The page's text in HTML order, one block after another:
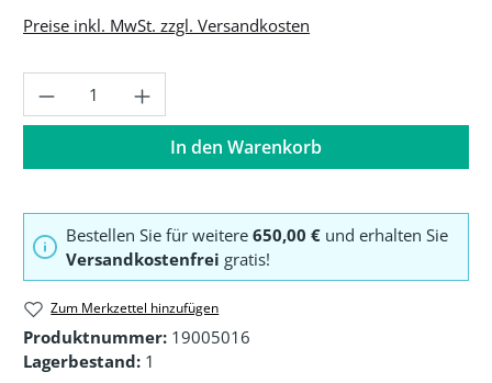
Preise inkl. MwSt. zzgl. Versandkosten
Produkt Anzahl: Gib den gewünschten
In den Warenkorb
Bestellen Sie für weitere 650,00 € und erhalten Sie
Versandkostenfrei gratis!
Zum Merkzettel hinzufügen
Produktnummer: 19005016
Lagerbestand: 1